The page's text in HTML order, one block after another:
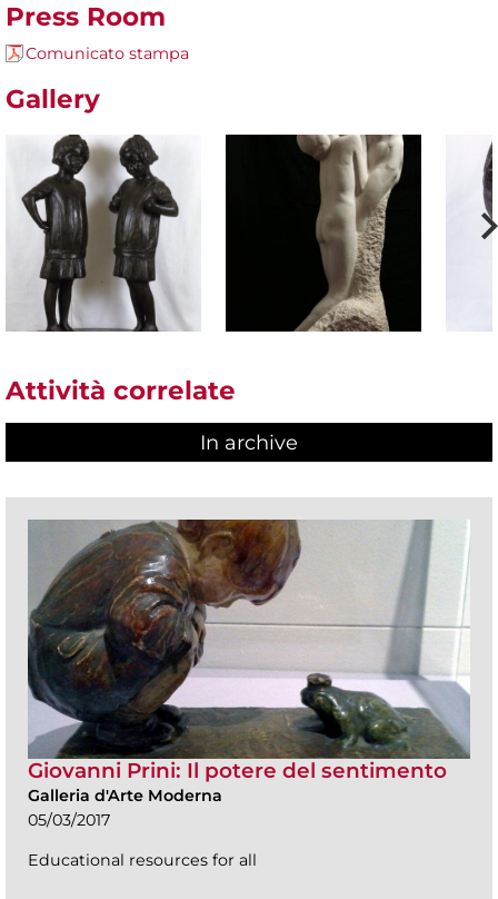
Press Room
Comunicato stampa
Gallery
Attività correlate
In archive
Giovanni Prini: Il potere del sentimento
Galleria d'Arte Moderna
05/03/2017
Educational resources for all